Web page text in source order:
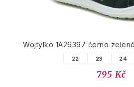
Wojtylko 1A26397 černo
22 23 24
795 Kč